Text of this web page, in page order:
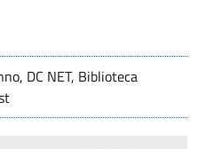
DC NET, Biblioteca